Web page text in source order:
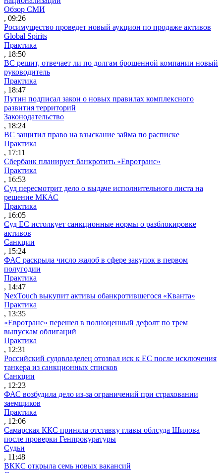
Обзор СМИ
, 09:26
Росимущество проведет новый аукцион по продаже активов
Global Spirits
Практика
, 18:50
ВС решит, отвечает ли по долгам брошенной компании новый
руководитель
Практика
, 18:47
Путин подписал закон о новых правилах комплексного
развития территорий
Законодательство
, 18:24
ВС защитил право на взыскание займа по расписке
Практика
, 17:11
Сбербанк планирует банкротить «Евротранс»
Практика
, 16:53
Суд пересмотрит дело о выдаче исполнительного листа на
решение МКАС
Практика
, 16:05
Суд ЕС истолкует санкционные нормы о разблокировке
активов
Санкции
, 15:24
ФАС раскрыла число жалоб в сфере закупок в первом
полугодии
Практика
, 14:47
NexTouch выкупит активы обанкротившегося «Кванта»
Практика
, 13:35
«Евротранс» перешел в полноценный дефолт по трем
выпускам облигаций
Практика
, 12:31
Российский судовладелец отозвал иск к ЕС после исключения
танкера из санкционных списков
Санкции
, 12:23
ФАС возбудила дело из-за ограничений при страховании
заемщиков
Практика
, 12:06
Самарская ККС приняла отставку главы облсуда Шилова
после проверки Генпрокуратуры
Судьи
, 11:48
ВККС открыла семь новых вакансий